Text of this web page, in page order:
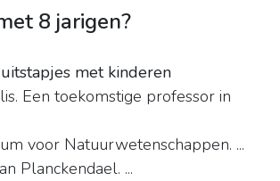
8 jarigen?
met kinderen
Een toekomstige professor in
voor Natuurwetenschappen. ...
Planckendael. ...